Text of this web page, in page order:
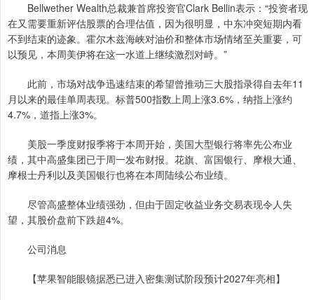
Bellwether Wealth总裁兼首席投资官Clark Bellin表示：“投资者现
在又需要重新评估股票的合理估值，因为很明显，中东冲突短期内看
不到结束的迹象。霍尔木兹海峡对油价和整体市场情绪至关重要，可
以预见，本周美伊将在这一水道上继续激烈对峙。”
此前，市场对战争迅速结束的希望曾推动三大股指录得自去年11
月以来的最佳单周表现。标普500指数上周上涨3.6%，纳指上涨约
4.7%，道指上涨3%。
美股一季度财报季将于本周开始，美国大型银行将率先公布业
绩，其中高盛集团已于周一发布财报。花旗、富国银行、摩根大通、
摩根士丹利以及美国银行也将在本周陆续公布业绩。
尽管高盛整体业绩强劲，但由于固定收益业务交易表现令人失
望，其股价盘前下跌超4%。
公司消息
【苹果智能眼镜据悉已进入密集测试阶段预计2027年亮相】